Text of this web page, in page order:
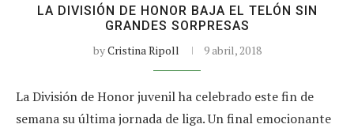
LA DIVISIÓN DE HONOR BAJA EL TELÓN SIN
GRANDES SORPRESAS
byCristina Ripoll 9 abril, 2018
La División de Honor juvenil ha celebrado este fin de
semana su última jornada de liga. Un final emocionante